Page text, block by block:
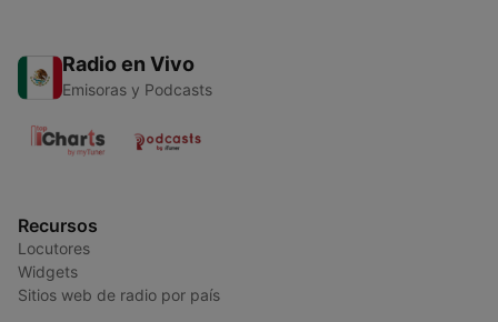
Radio en Vivo
Emisoras y Podcasts
Recursos
Locutores
Widgets
Sitios web de radio por país